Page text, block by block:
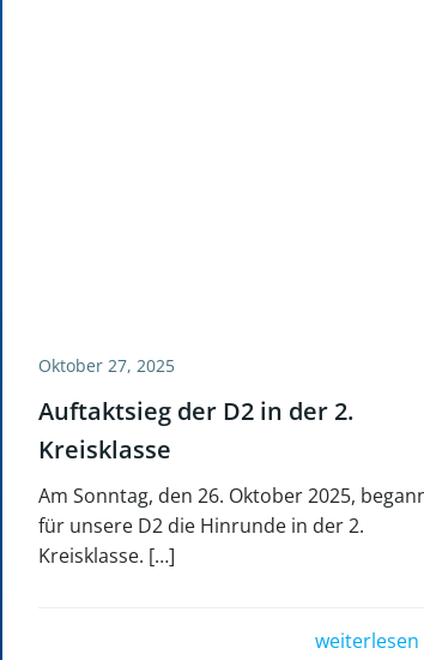
Oktober 27, 2025
Auftaktsieg der D2 in der 2.
Kreisklasse
Am Sonntag, den 26. Oktober 2025,
für unsere D2 die Hinrunde in der 2.
Kreisklasse. […]
weiterlesen